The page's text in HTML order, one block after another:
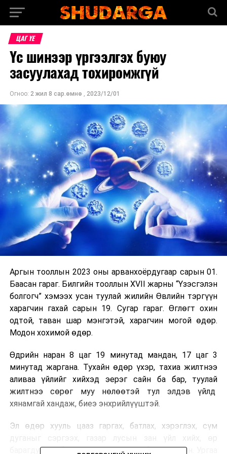
ЦАГ ҮЕ
Үс шинээр үргээлгэх буюу
засуулахад тохиромжгүй
Огноо: 2 жил 8 сар.өмнө , 2023/12/01
Аргын тооллын 2023 оны арванхоёрдугаар сарын 01.
Баасан гараг. Билгийн тооллын XVII жарны “Үзэсгэлэн
болгогч” хэмээх усан туулай жилийн Өвлийн тэргүүн
харагчин гахай сарын 19. Сугар гараг. Өглөгт охин
одтой, таван шар мэнгэтэй, харагчин могой өдөр.
Модон хохимой өдөр.
Өдрийн наран 8 цаг 19 минутад мандан, 17 цаг 3
минутад жаргана. Тухайн өдөр үхэр, тахиа жилтнээ
аливаа үйлийг хийхэд эерэг сайн ба бар, туулай
жилтнээ сөрөг муу нөлөөтэй тул элдэв үйлд
хянамгай хандаж, биеэ энхрийлүүштэй.
Эл өдөр хууль цааз гаргах, батлах, хэрэглэх, сүм
барагдуулах, буг дарах, газрын ам бооход сайн. Ургаа